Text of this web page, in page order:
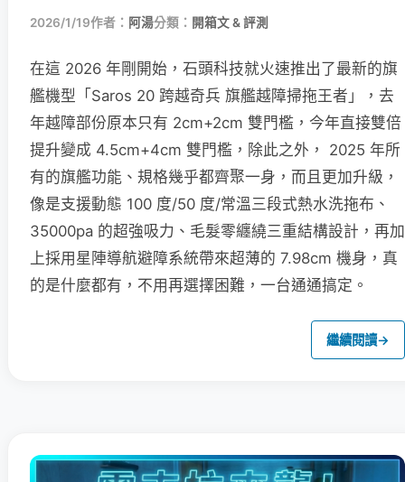
2026/1/19作者： 阿湯分類： 開箱文 & 評測
在這 2026 年剛開始，石頭科技就火速推出了最新的旗
艦機型「Saros 20 跨越奇兵 旗艦越障掃拖王者」，去
年越障部份原本只有 2cm+2cm 雙門檻，今年直接雙倍
提升變成 4.5cm+4cm 雙門檻，除此之外， 2025 年所
有的旗艦功能、規格幾乎都齊聚一身，而且更加升級，
像是支援動態 100 度/50 度/常溫三段式熱水洗拖布、
35000pa 的超強吸力、毛髮零纏繞三重結構設計，再加
上採用星陣導航避障系統帶來超薄的 7.98cm 機身，真
的是什麼都有，不用再選擇困難，一台通通搞定。
繼續閱讀→